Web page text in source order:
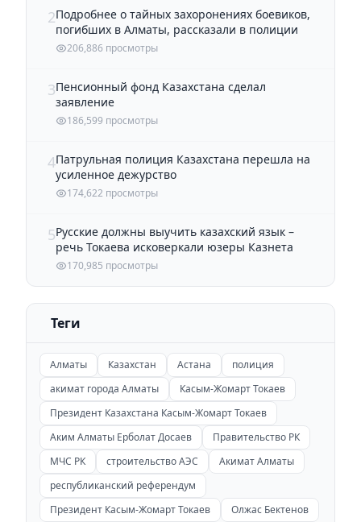
2Подробнее о тайных захоронениях боевиков,
погибших в Алматы, рассказали в полиции
206,886 просмотры
3Пенсионный фонд Казахстана сделал
заявление
186,599 просмотры
4Патрульная полиция Казахстана перешла на
усиленное дежурство
174,622 просмотры
5Русские должны выучить казахский язык –
речь Токаева исковеркали юзеры Казнета
170,985 просмотры
Теги
Алматы Казахстан Астана
полиция
акимат города Алматы
Касым-Жомарт Токаев
Президент Казахстана Касым-Жомарт Токаев
Аким Алматы Ерболат Досаев
Правительство РК
МЧС РК
строительство АЭС
Акимат Алматы
республиканский референдум
Президент Касым-Жомарт Токаев
Олжас Бектенов